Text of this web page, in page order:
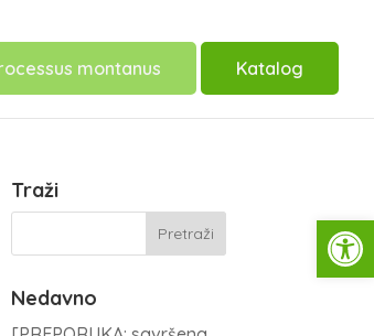
montanus Katalog
Traži
Nedavno